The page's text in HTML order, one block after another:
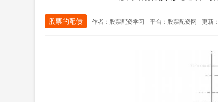
股票的配债 作者：股票配资学习 平台：股票配资网 更新